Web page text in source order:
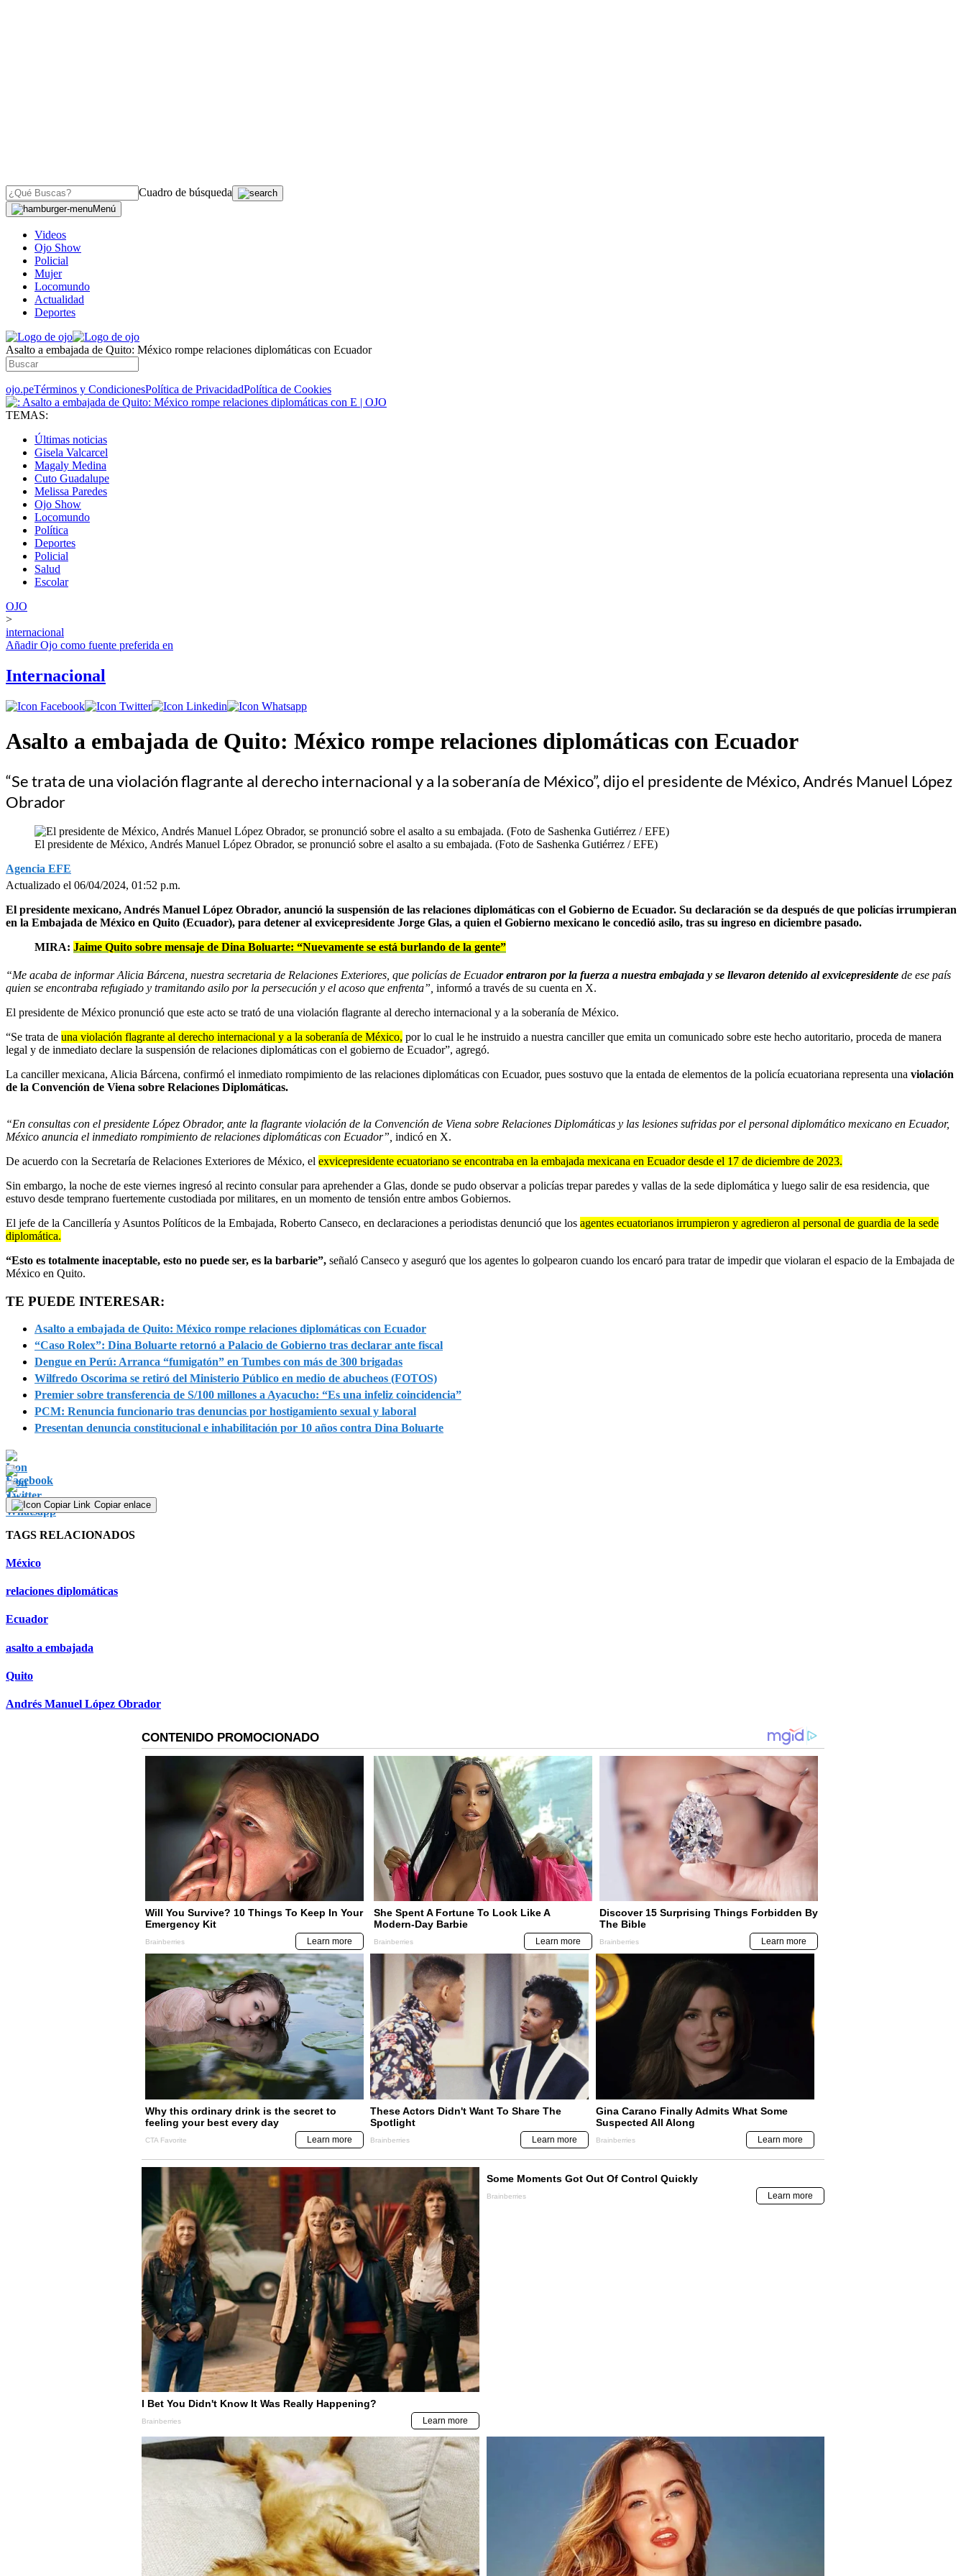
Cuadro de búsqueda
Menú
Videos
Ojo Show
Policial
Mujer
Locomundo
Actualidad
Deportes
Asalto a embajada de Quito: México rompe relaciones diplomáticas con Ecuador
ojo.peTérminos y CondicionesPolítica de PrivacidadPolítica de Cookies
TEMAS:
Últimas noticias
Gisela Valcarcel
Magaly Medina
Cuto Guadalupe
Melissa Paredes
Ojo Show
Locomundo
Política
Deportes
Policial
Salud
Escolar
OJO
>
internacional
AñadirOjo como fuente preferida en
Internacional
Asalto a embajada de Quito: México rompe relaciones diplomáticas con Ecuador
“Se trata de una violación flagrante al derecho internacional y a la soberanía de México”, dijo el presidente de México, Andrés Manuel López
Obrador
El presidente de México, Andrés Manuel López Obrador, se pronunció sobre el asalto a su embajada. (Foto de Sashenka Gutiérrez / EFE)
Agencia EFE
Actualizado el 06/04/2024, 01:52 p.m.
El presidente mexicano, Andrés Manuel López Obrador, anunció la suspensión de las relaciones diplomáticas con el Gobierno de Ecuador. Su declaración se da después de que policías irrumpieran
en la Embajada de México en Quito (Ecuador), para detener al exvicepresidente Jorge Glas, a quien el Gobierno mexicano le concedió asilo, tras su ingreso en diciembre pasado.
MIRA: Jaime Quito sobre mensaje de Dina Boluarte: “Nuevamente se está burlando de la gente”
“Me acaba de informar Alicia Bárcena, nuestra secretaria de Relaciones Exteriores, que policías de Ecuador entraron por la fuerza a nuestra embajada y se llevaron detenido al exvicepresidente de ese país
quien se encontraba refugiado y tramitando asilo por la persecución y el acoso que enfrenta”, informó a través de su cuenta en X.
El presidente de México pronunció que este acto se trató de una violación flagrante al derecho internacional y a la soberanía de México.
“Se trata de una violación flagrante al derecho internacional y a la soberanía de México, por lo cual le he instruido a nuestra canciller que emita un comunicado sobre este hecho autoritario, proceda de manera
legal y de inmediato declare la suspensión de relaciones diplomáticas con el gobierno de Ecuador”, agregó.
La canciller mexicana, Alicia Bárcena, confirmó el inmediato rompimiento de las relaciones diplomáticas con Ecuador, pues sostuvo que la entada de elementos de la policía ecuatoriana representa una violación
de la Convención de Viena sobre Relaciones Diplomáticas.
“En consultas con el presidente López Obrador, ante la flagrante violación de la Convención de Viena sobre Relaciones Diplomáticas y las lesiones sufridas por el personal diplomático mexicano en Ecuador,
México anuncia el inmediato rompimiento de relaciones diplomáticas con Ecuador”, indicó en X.
De acuerdo con la Secretaría de Relaciones Exteriores de México, el exvicepresidente ecuatoriano se encontraba en la embajada mexicana en Ecuador desde el 17 de diciembre de 2023.
Sin embargo, la noche de este viernes ingresó al recinto consular para aprehender a Glas, donde se pudo observar a policías trepar paredes y vallas de la sede diplomática y luego salir de esa residencia, que
estuvo desde temprano fuertemente custodiada por militares, en un momento de tensión entre ambos Gobiernos.
El jefe de la Cancillería y Asuntos Políticos de la Embajada, Roberto Canseco, en declaraciones a periodistas denunció que los agentes ecuatorianos irrumpieron y agredieron al personal de guardia de la sede
diplomática.
“Esto es totalmente inaceptable, esto no puede ser, es la barbarie”, señaló Canseco y aseguró que los agentes lo golpearon cuando los encaró para tratar de impedir que violaran el espacio de la Embajada de
México en Quito.
TE PUEDE INTERESAR:
Asalto a embajada de Quito: México rompe relaciones diplomáticas con Ecuador
“Caso Rolex”: Dina Boluarte retornó a Palacio de Gobierno tras declarar ante fiscal
Dengue en Perú: Arranca “fumigatón” en Tumbes con más de 300 brigadas
Wilfredo Oscorima se retiró del Ministerio Público en medio de abucheos (FOTOS)
Premier sobre transferencia de S/100 millones a Ayacucho: “Es una infeliz coincidencia”
PCM: Renuncia funcionario tras denuncias por hostigamiento sexual y laboral
Presentan denuncia constitucional e inhabilitación por 10 años contra Dina Boluarte
Copiar enlace
TAGS RELACIONADOS
México
relaciones diplomáticas
Ecuador
asalto a embajada
Quito
Andrés Manuel López Obrador